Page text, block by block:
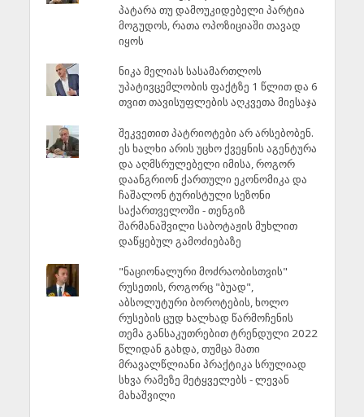
პატარა თუ დამოუკიდებელი პარტია
მოგუდოს, რათა ოპოზიციაში თავად
იყოს
ნიკა მელიას სასამართლოს
უპატივცემლობის ფაქტზე 1 წლით და 6
თვით თავისუფლების აღკვეთა მიესაჯა
შეკვეთით პატრიოტები არ არსებობენ.
ეს ხალხი არის უცხო ქვეყნის აგენტურა
და აღმსრულებელი იმისა, როგორ
დაანგრიონ ქართული ეკონომიკა და
ჩაშალონ ტურისტული სეზონი
საქართველოში - თენგიზ
შარმანაშვილი საბოტაჟის მუხლით
დაწყებულ გამოძიებაზე
"ნაციონალური მოძრაობისთვის"
რუსეთის, როგორც "ბუად",
აბსოლუტური ბოროტების, ხოლო
რუსების ცუდ ხალხად წარმოჩენის
თემა განსაკუთრებით ტრენდული 2022
წლიდან გახდა, თუმცა მათი
მრავალწლიანი პრაქტიკა სრულიად
სხვა რამეზე მეტყველებს - ლევან
მახაშვილი